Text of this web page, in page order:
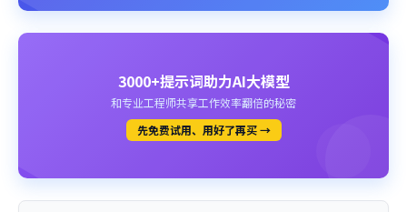
3000+提示词助力AI大模型
和专业工程师共享工作效率翻倍的秘密
先免费试用、用好了再买 →